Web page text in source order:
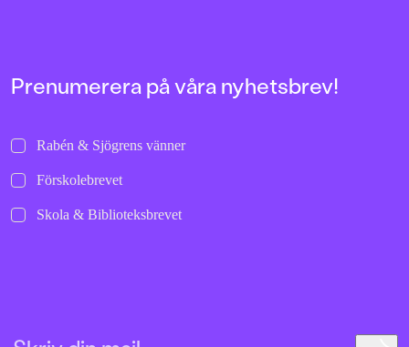
Prenumerera på våra nyhetsbrev!
Rabén & Sjögrens vänner
Förskolebrevet
Skola & Biblioteksbrevet